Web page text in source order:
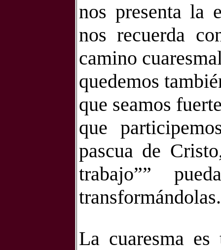
nos presenta la
nos recuerda
camino
quedemos
que seamos
que
pascua de
trabajo””
La cuaresma es